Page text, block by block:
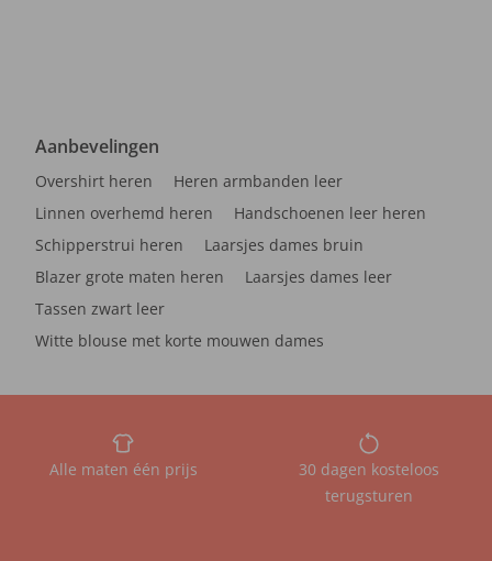
Aanbevelingen
Overshirt heren
Heren armbanden leer
Linnen overhemd heren
Handschoenen leer heren
Schipperstrui heren
Laarsjes dames bruin
Blazer grote maten heren
Laarsjes dames leer
Tassen zwart leer
Witte blouse met korte mouwen dames
Alle maten één prijs
30 dagen kosteloos
terugsturen